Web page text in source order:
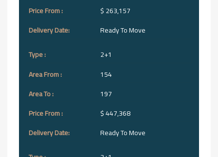
$ 263,157
Ready To Move
2+1
154
197
$ 447,368
Ready To Move